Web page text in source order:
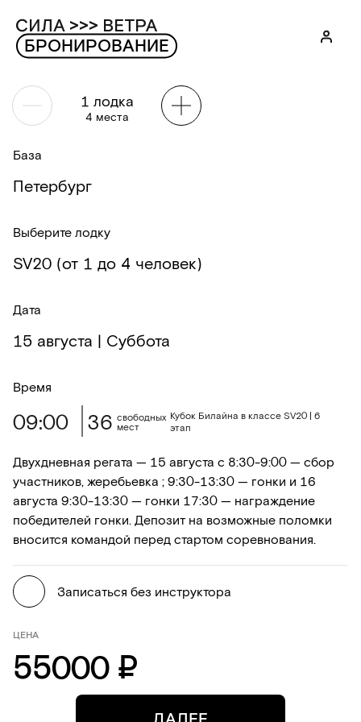
БРОНИРОВАНИЕ
1 лодка
4 места
База
Петербург
Выберите лодку
SV20 (от 1 до 4 человек)
Дата
15 августа | Суббота
Время
09:00 36 свободных
мест
Кубок Билайна в классе SV20 | 6
этап
Двухдневная регата — 15 августа с 8:30-9:00 — сбор
участников, жеребьевка ; 9:30-13:30 — гонки и 16
августа 9:30-13:30 — гонки 17:30 — награждение
победителей гонки. Депозит на возможные поломки
вносится командой перед стартом соревнования.
Записаться без инструктора
ЦЕНА
55000 ₽
ДАЛЕЕ